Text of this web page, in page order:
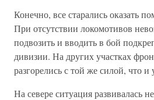
Конечно, все старались оказать
При отсутствии локомотивов
подвозить и вводить в бой
дивизии. На других участках
разгорелись с той же силой, что
На севере ситуация развивалась